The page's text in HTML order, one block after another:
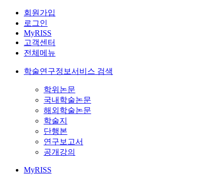
회원가입
로그인
MyRISS
고객센터
전체메뉴
학술연구정보서비스 검색
학위논문
국내학술논문
해외학술논문
학술지
단행본
연구보고서
공개강의
MyRISS